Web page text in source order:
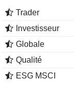
Trader
Investisseur
Globale
Qualité
ESG MSCI